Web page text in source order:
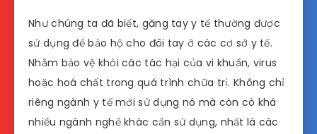
Như chúng ta đã biết, găng tay y tế thường được
sử dụng để bảo hộ cho đôi tay ở các cơ sở y tế.
Nhằm bảo vệ khỏi các tác hại của vi khuẩn, virus
hoặc hoá chất trong quá trình chữa trị. Không chỉ
riêng ngành y tế mới sử dụng nó mà còn có khá
nhiều ngành nghề khác cần sử dụng, nhất là các